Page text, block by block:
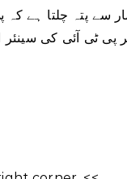
ٹی آئی کی سینئر